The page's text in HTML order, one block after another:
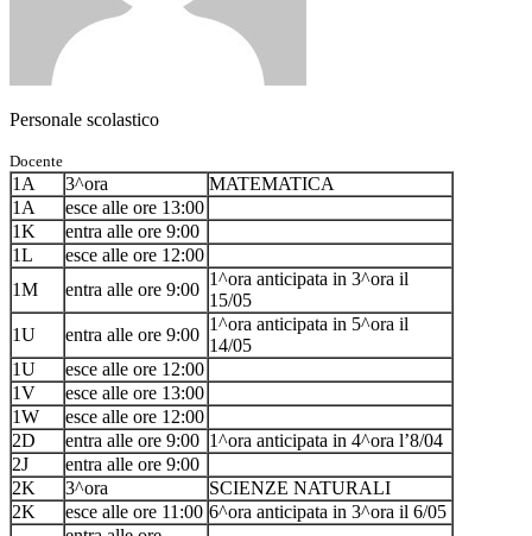
Personale scolastico
Docente
1A 3^ora
MATEMATICA
1A
esce alle ore 13:00
1K
entra alle ore 9:00
1L
esce alle ore 12:00
1M
entra alle ore 9:00
1^ora anticipata in 3^ora il
15/05
1U
entra alle ore 9:00
1^ora anticipata in 5^ora il
14/05
1U
esce alle ore 12:00
1V
esce alle ore 13:00
1W
esce alle ore 12:00
2D
entra alle ore 9:00 1^ora anticipata in 4^ora l’8/04
2J
entra alle ore 9:00
2K
3^ora
SCIENZE NATURALI
2K
esce alle ore 11:00 6^ora anticipata in 3^ora il 6/05